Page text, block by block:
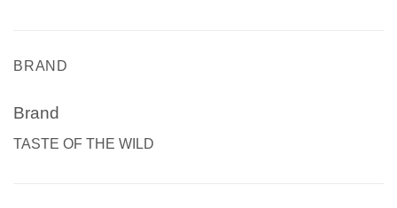
BRAND
Brand
TASTE OF THE WILD